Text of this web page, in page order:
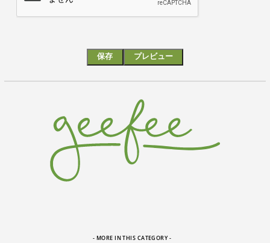
- MORE IN THIS CATEGORY -